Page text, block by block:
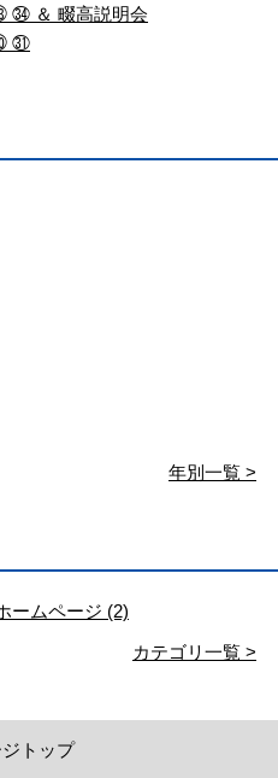
㉞ ＆ 畷高説明会
㉛
年別一覧 >
ームページ (2)
カテゴリ一覧 >
トップ